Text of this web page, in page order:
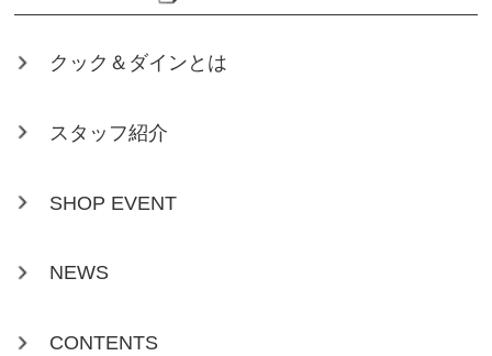
クック＆ダインとは
スタッフ紹介
SHOP EVENT
NEWS
CONTENTS